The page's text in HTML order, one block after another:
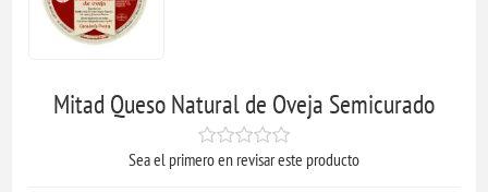
Mitad Queso Natural de Oveja Semicurado
Sea el primero en revisar este producto